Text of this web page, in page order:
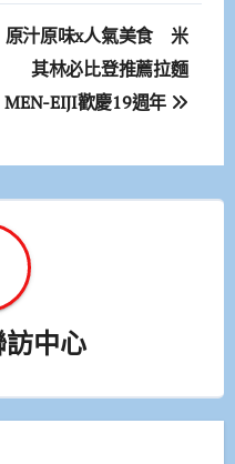
原汁原味x人氣美食 米
其林必比登推薦拉麵
MEN-EIJI歡慶19週年
中心